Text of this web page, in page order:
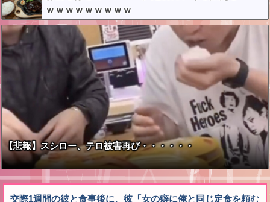
ｗｗｗｗｗｗｗｗｗ
【悲報】スシロー、テロ被害再び・・・・・・
交際1週間の彼と食事後に、彼「女の癖に俺と同じ定食を頼む